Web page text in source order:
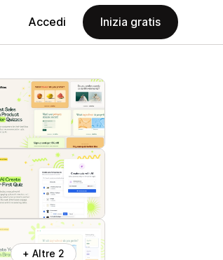
Accedi Inizia gratis
+ Altre 2